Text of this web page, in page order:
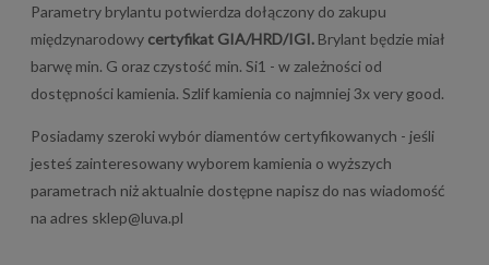
Parametry brylantu potwierdza dołączony do zakupu
międzynarodowy certyfikat GIA/HRD/IGI. Brylant będzie miał
barwę min. G oraz czystość min. Si1 - w zależności od
dostępności kamienia. Szlif kamienia co najmniej 3x very good.
Posiadamy szeroki wybór diamentów certyfikowanych - jeśli
jesteś zainteresowany wyborem kamienia o wyższych
parametrach niż aktualnie dostępne napisz do nas wiadomość
na adres sklep@luva.pl